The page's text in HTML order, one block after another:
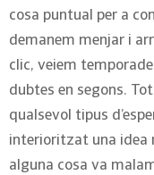
cosa puntual per a
demanem menjar i
clic, veiem
dubtes en segons.
qualsevol tipus
interioritzat una idea
alguna cosa va